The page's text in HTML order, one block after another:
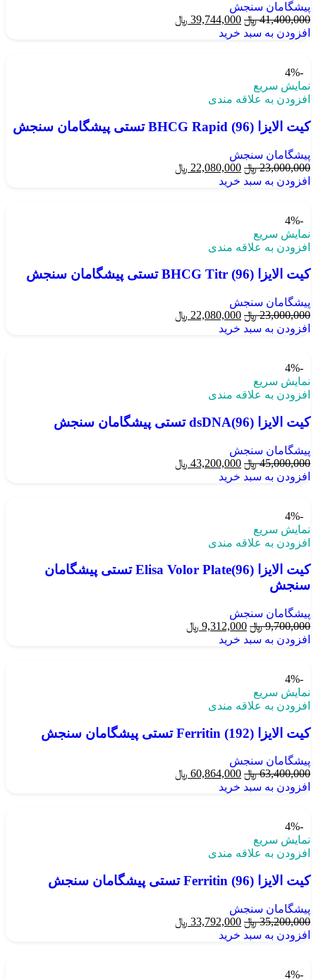
پیشگامان سنجش
41,400,000 ﷼ 39,744,000 ﷼
افزودن به سبد خرید
-4%
نمایش سریع
افزودن به علاقه مندی
کیت الایزا BHCG Rapid (96) تستی پیشگامان سنجش
پیشگامان سنجش
23,000,000 ﷼ 22,080,000 ﷼
افزودن به سبد خرید
-4%
نمایش سریع
افزودن به علاقه مندی
کیت الایزا BHCG Titr (96) تستی پیشگامان سنجش
پیشگامان سنجش
23,000,000 ﷼ 22,080,000 ﷼
افزودن به سبد خرید
-4%
نمایش سریع
افزودن به علاقه مندی
کیت الایزا dsDNA(96) تستی پیشگامان سنجش
پیشگامان سنجش
45,000,000 ﷼ 43,200,000 ﷼
افزودن به سبد خرید
-4%
نمایش سریع
افزودن به علاقه مندی
کیت الایزا Elisa Volor Plate(96) تستی پیشگامان
سنجش
پیشگامان سنجش
9,700,000 ﷼ 9,312,000 ﷼
افزودن به سبد خرید
-4%
نمایش سریع
افزودن به علاقه مندی
کیت الایزا Ferritin (192) تستی پیشگامان سنجش
پیشگامان سنجش
63,400,000 ﷼ 60,864,000 ﷼
افزودن به سبد خرید
-4%
نمایش سریع
افزودن به علاقه مندی
کیت الایزا Ferritin (96) تستی پیشگامان سنجش
پیشگامان سنجش
35,200,000 ﷼ 33,792,000 ﷼
افزودن به سبد خرید
-4%